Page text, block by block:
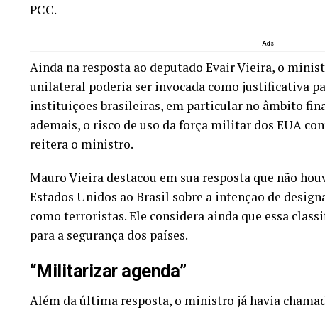
PCC.
Ads
Ainda na resposta ao deputado Evair Vieira, o
unilateral poderia ser invocada como justificativa
instituições brasileiras, em particular no âmbito
ademais, o risco de uso da força militar dos EUA
reitera o ministro.
Mauro Vieira destacou em sua resposta que não
Estados Unidos ao Brasil sobre a intenção de
como terroristas. Ele considera ainda que essa
para a segurança dos países.
“Militarizar agenda”
Além da última resposta, o ministro já havia